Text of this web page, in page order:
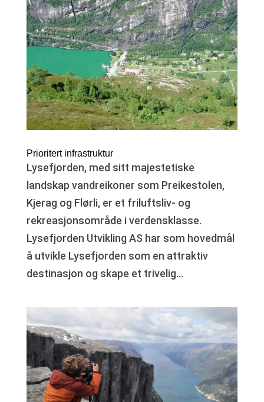
Prioritert infrastruktur
Lysefjorden, med sitt majestetiske
landskap vandreikoner som Preikestolen,
Kjerag og Flørli, er et friluftsliv- og
rekreasjonsområde i verdensklasse.
Lysefjorden Utvikling AS har som hovedmål
å utvikle Lysefjorden som en attraktiv
destinasjon og skape et trivelig...